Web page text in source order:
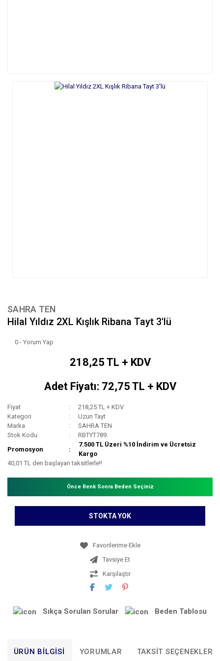
SAHRA TEN
Hilal Yıldız 2XL Kışlık Ribana Tayt 3'lü
0 - Yorum Yap
218,25 TL + KDV
Adet Fiyatı: 72,75 TL + KDV
Fiyat
218,25 TL + KDV
Kategori
Uzun Tayt
Marka
SAHRA TEN
Stok Kodu
RBTYT789.
Promosyon
7.500 TL Üzeri %10 İndirim ve Ücretsiz
Kargo
40,01 TL den başlayan taksitlerle!!
Önce Renk Sonra Beden Seçiniz
STOKTA YOK
Tavsiye Et
Karşılaştır
Sıkça Sorulan Sorular Beden Tablosu
ÜRÜN BILGISI YORUMLAR TAKSIT SEÇENEKLERI